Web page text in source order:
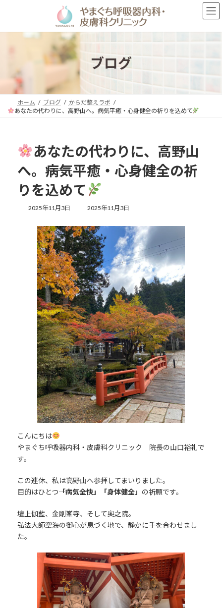
ン
プ
ー
動
ブログ
ホーム ブログ
からだ整えラボ
あなたの代わりに、高野山へ。――病気平癒・心身健全の祈りを込めて
あなたの代わりに、高野山
へ。――病気平癒・心身健全の祈
りを込めて
2025年11月3日
最
更
新
日
時
:
2025年11月3日
こんにちは
やまぐち呼吸器内科・皮膚科クリニック 院長の山口裕礼で
す。
この連休、私は高野山へ参拝してまいりました。
目的はひとつ――「病気全快」「身体健全」 の祈願です。
壇上伽藍、金剛峯寺、そして奥之院。
弘法大師空海の御心が息づく地で、静かに手を合わせまし
た。